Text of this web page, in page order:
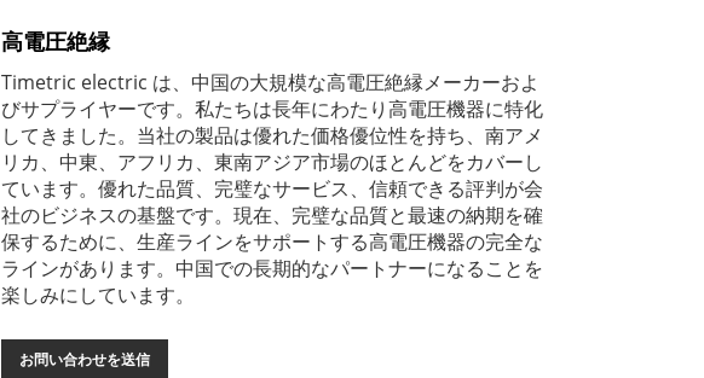
高電圧絶縁
Timetric electric は、中国の大規模な高電圧絶縁メーカーおよ
びサプライヤーです。私たちは長年にわたり高電圧機器に特化
してきました。当社の製品は優れた価格優位性を持ち、南アメ
リカ、中東、アフリカ、東南アジア市場のほとんどをカバーし
ています。優れた品質、完璧なサービス、信頼できる評判が会
社のビジネスの基盤です。現在、完璧な品質と最速の納期を確
保するために、生産ラインをサポートする高電圧機器の完全な
ラインがあります。中国での長期的なパートナーになることを
楽しみにしています。
お問い合わせを送信